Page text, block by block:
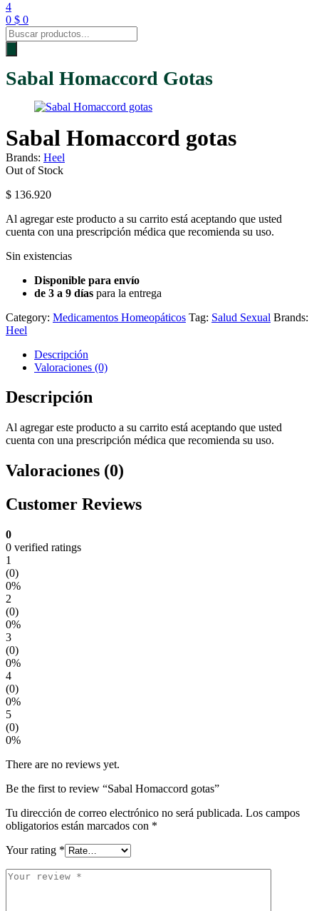
4
0 $ 0
Products
search
Sabal Homaccord Gotas
Sabal Homaccord gotas
Brands: Heel
Availability:
Out of Stock
$ 136.920
Al agregar este producto a su carrito está aceptando que usted
cuenta con una prescripción médica que recomienda su uso.
Sin existencias
Disponible para envío
de 3 a 9 días para la entrega
Category: Medicamentos Homeopáticos Tag: Salud Sexual Brands:
Heel
Descripción
Valoraciones (0)
Descripción
Al agregar este producto a su carrito está aceptando que usted
cuenta con una prescripción médica que recomienda su uso.
Valoraciones (0)
Customer Reviews
0
0 verified ratings
1
(0)
0%
2
(0)
0%
3
(0)
0%
4
(0)
0%
5
(0)
0%
There are no reviews yet.
Be the first to review “Sabal Homaccord gotas”
Tu dirección de correo electrónico no será publicada. Los campos
obligatorios están marcados con *
Your rating *